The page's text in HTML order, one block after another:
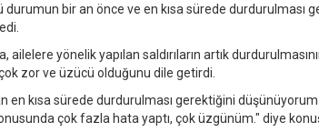
bir an önce ve en kısa sürede durdurulması
yönelik yapılan saldırıların artık
zor ve üzücü olduğunu dile getirdi.
en kısa sürede durdurulması gerektiğini
çok fazla hata yaptı, çok üzgünüm." diye